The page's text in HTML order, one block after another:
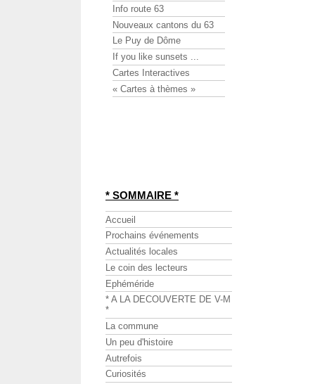
Info route 63
Nouveaux cantons du 63
Le Puy de Dôme
If you like sunsets ...
Cartes Interactives
« Cartes à thèmes »
* SOMMAIRE *
Accueil
Prochains événements
Actualités locales
Le coin des lecteurs
Ephéméride
* A LA DECOUVERTE DE V-M
*
La commune
Un peu d'histoire
Autrefois
Curiosités